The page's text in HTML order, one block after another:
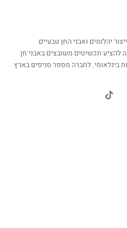
מעל ל-60 שנה בייצור יהלומים ואבני החן טבעיים
להציע תכשיטים משובצים באבני חן
בינלאומי. לחברה מספר סניפים בארץ